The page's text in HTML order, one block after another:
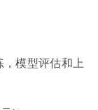
模型评估和上